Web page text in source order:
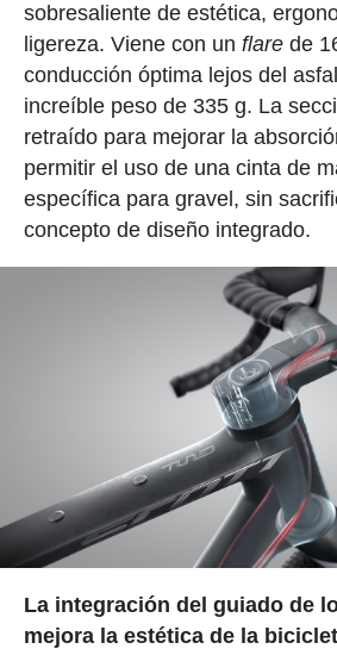
sobresaliente de estética,
ligereza. Viene con un flare de
conducción óptima lejos del
increíble peso de 335 g. La
retraído para mejorar la
permitir el uso de una cinta de
específica para gravel, sin
concepto de diseño integrado.
La integración del guiado de
mejora la estética de la